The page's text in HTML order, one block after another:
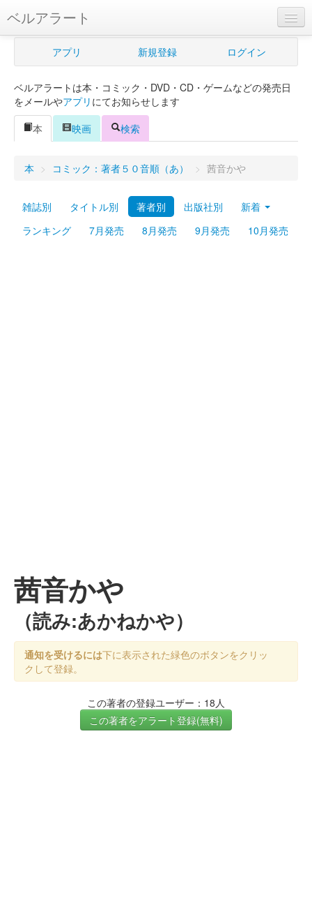
ベルアラート
ベルアラートとは
新規登録
ログイン
Myシェルフ
プレミアム
アプリ 新規登録 ログイン
ベルアラートは本・コミック・DVD・CD・ゲームなどの発売日
をメールやアプリ にてお知らせします
本
映画 検索
本 > コミック：著者５０音順（あ） > 茜音かや
雑誌別 タイトル別 著者別 出版社別
新着
ランキング
7月発売 8月発売 9月発売 10月発売
茜音かや
（読み:あかねかや）
通知を受けるには下に表示された緑色のボタンをクリッ
クして登録。
この著者の登録ユーザー：18人
この著者をアラート登録(無料)